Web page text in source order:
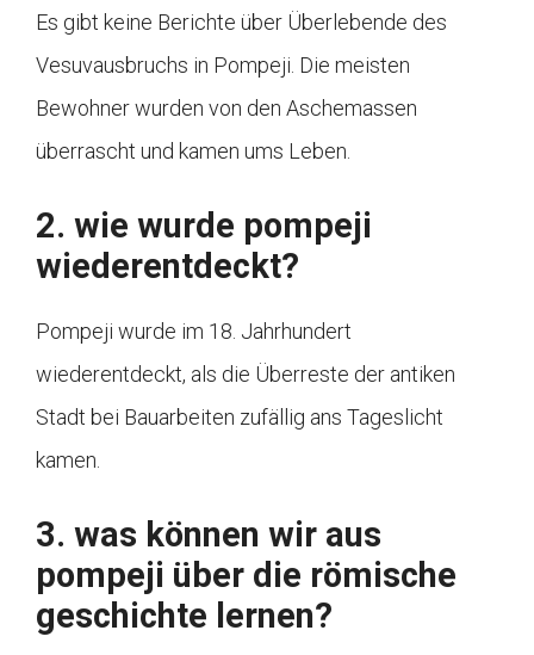
Es gibt keine Berichte über Überlebende des
Vesuvausbruchs in Pompeji. Die meisten
Bewohner wurden von den Aschemassen
überrascht und kamen ums Leben.
2. wie wurde pompeji
wiederentdeckt?
Pompeji wurde im 18. Jahrhundert
wiederentdeckt, als die Überreste der antiken
Stadt bei Bauarbeiten zufällig ans Tageslicht
kamen.
3. was können wir aus
pompeji über die römische
geschichte lernen?